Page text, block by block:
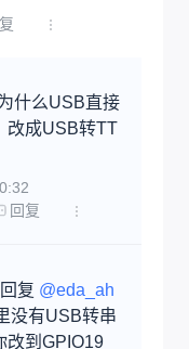
什么USB直接
改成USB转TT
回复
回复 @eda_ah
没有USB转串
改到GPIO19